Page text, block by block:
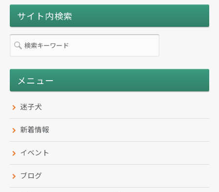
サイト内検索
メニュー
迷子犬
新着情報
イベント
ブログ